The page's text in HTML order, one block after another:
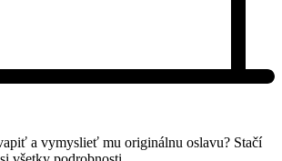
a vymyslieť mu originálnu oslavu? Stačí